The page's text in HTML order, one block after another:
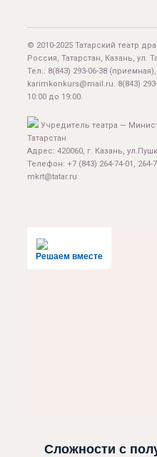
© 2010-2025 Татарский театр
Россия, Татарстан, Казань, ул.
Тел.: 8(843) 293-06-38 (приемная),
karimkonkurs@mail.ru. 8(843)
10:00 до 19:00.
Учредитель театра —
Татарстан
Адрес: 420060, г. Казань,
Телефон: +7 (843) 264-74-01, 264-
mkrt@tatar.ru
Решаем вместе
Сложности с